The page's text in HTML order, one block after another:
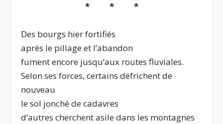
* * *
Des bourgs hier fortifiés
après le pillage et l’abandon
fument encore jusqu’aux routes fluviales.
Selon ses forces, certains défrichent de
nouveau
le sol jonché de cadavres
d’autres cherchent asile dans les montagnes